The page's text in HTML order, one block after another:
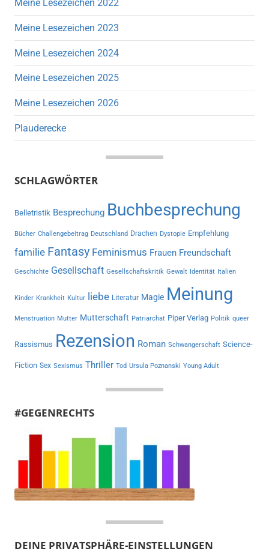
Meine Lesezeichen 2022
Meine Lesezeichen 2023
Meine Lesezeichen 2024
Meine Lesezeichen 2025
Meine Lesezeichen 2026
Plauderecke
SCHLAGWÖRTER
Belletristik Besprechung Buchbesprechung
Bücher Challengebeitrag Deutschland Drachen Dystopie Empfehlung
familie Fantasy Feminismus Frauen Freundschaft
Geschichte Gesellschaft Gesellschaftskritik Gewalt Identität Italien
Kinder Krankheit Kultur liebe Literatur Magie Meinung
Menstruation Mutter Mutterschaft Patriarchat Piper Verlag Politik queer
Rassismus Rezension Roman Schwangerschaft Science-
Fiction Sex Sexismus Thriller Tod Ursula Poznanski Young Adult
#GEGENRECHTS
DEINE PRIVATSPHÄRE-EINSTELLUNGEN